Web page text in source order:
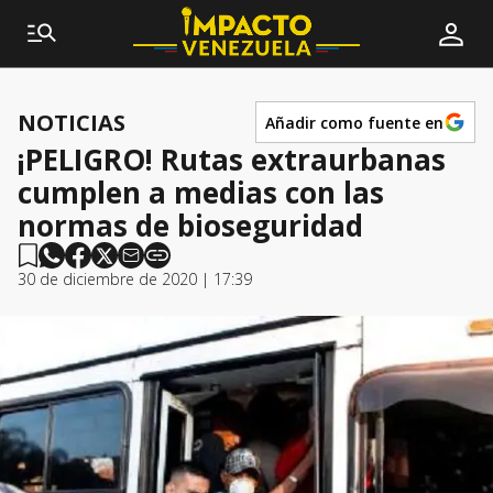
NOTICIAS Añadir como fuente en
¡PELIGRO! Rutas extraurbanas
cumplen a medias con las
normas de bioseguridad
30 de diciembre de 2020 | 17:39